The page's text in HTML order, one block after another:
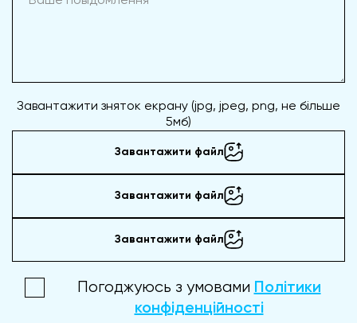
Завантажити зняток екрану (jpg, jpeg, png, не більше
5мб)
Завантажити файл
Завантажити файл
Завантажити файл
Погоджуюсь з умовами Політики
конфіденційності